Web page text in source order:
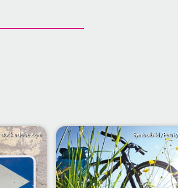
Symbolbild/